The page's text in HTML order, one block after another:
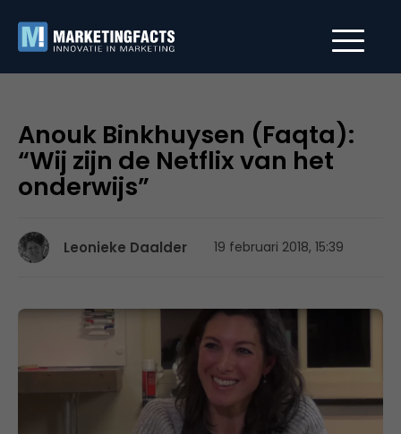
Anouk Binkhuysen (Faqta):
“Wij zijn de Netflix van het
onderwijs”
Leonieke Daalder 19 februari 2018, 15:39